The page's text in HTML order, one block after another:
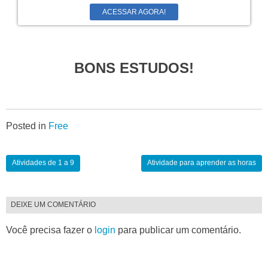
ACESSAR AGORA!
BONS ESTUDOS!
Posted in Free
Atividades de 1 a 9 Atividade para aprender as horas
DEIXE UM COMENTÁRIO
Você precisa fazer o login para publicar um comentário.